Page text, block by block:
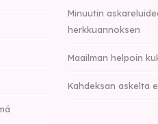
Minuutin
herkkuannoksen
Maailman helpoin
Kahdeksan askelta